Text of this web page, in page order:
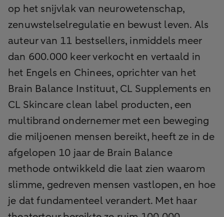
op het snijvlak van neurowetenschap,
zenuwstelselregulatie en bewust leven. Als
auteur van 11 bestsellers, inmiddels meer
dan 600.000 keer verkocht en vertaald in
het Engels en Chinees, oprichter van het
Brain Balance Instituut, CL Supplements en
CL Skincare clean label producten, een
multibrand ondernemer met een beweging
die miljoenen mensen bereikt, heeft ze in de
afgelopen 10 jaar de Brain Balance
methode ontwikkeld die laat zien waarom
slimme, gedreven mensen vastlopen, en hoe
je dat fundamenteel verandert. Met haar